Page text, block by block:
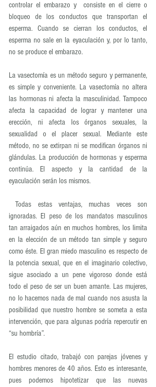
controlar el embarazo y  consiste en el cierre o
bloqueo de los conductos que transportan el
esperma. Cuando se cierran los conductos, el
esperma no sale en la eyaculación y, por lo tanto,
no se produce el embarazo.
La vasectomía es un método seguro y permanente,
es simple y conveniente. La vasectomía no altera
las hormonas ni afecta la masculinidad. Tampoco
afecta la capacidad de lograr y mantener una
erección, ni afecta los órganos sexuales, la
sexualidad o el placer sexual. Mediante este
método, no se extirpan ni se modifican órganos ni
glándulas. La producción de hormonas y esperma
continúa. El aspecto y la cantidad de la
eyaculación serán los mismos.
Todas estas ventajas, muchas veces son
ignoradas. El peso de los mandatos masculinos
tan arraigados aún en muchos hombres, los limita
en la elección de un método tan simple y seguro
como éste. El gran miedo masculino es respecto de
la potencia sexual, que en el imaginario colectivo,
sigue asociado a un pene vigoroso donde está
todo el peso de ser un buen amante. Las mujeres,
no lo hacemos nada de mal cuando nos asusta la
posibilidad que nuestro hombre se someta a esta
intervención, que para algunas podría repercutir en
“su hombría”.
El estudio citado, trabajó con parejas jóvenes y
hombres menores de 40 años. Esto es interesante,
pues podemos hipotetizar que las nuevas